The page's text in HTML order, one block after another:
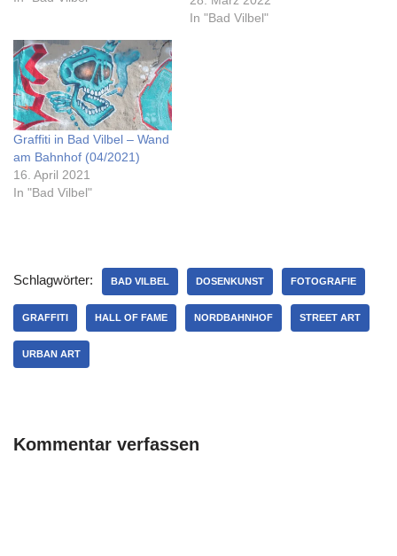
In "Bad Vilbel"
Graffiti in Bad Vilbel – Wand
am Bahnhof (04/2021)
16. April 2021
In "Bad Vilbel"
Schlagwörter: BAD VILBEL DOSENKUNST FOTOGRAFIE
GRAFFITI HALL OF FAME NORDBAHNHOF STREET ART
URBAN ART
Kommentar verfassen